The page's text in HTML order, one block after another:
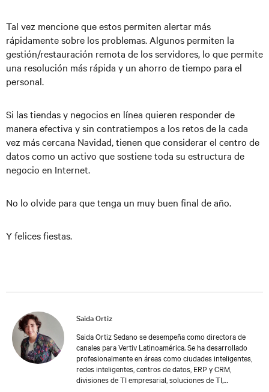
Tal vez mencione que estos permiten alertar más
rápidamente sobre los problemas. Algunos permiten la
gestión/restauración remota de los servidores, lo que permite
una resolución más rápida y un ahorro de tiempo para el
personal.
Si las tiendas y negocios en línea quieren responder de
manera efectiva y sin contratiempos a los retos de la cada
vez más cercana Navidad, tienen que considerar el centro de
datos como un activo que sostiene toda su estructura de
negocio en Internet.
No lo olvide para que tenga un muy buen final de año.
Y felices fiestas.
Saida Ortiz
Saida Ortiz Sedano se desempeña como directora de
canales para Vertiv Latinoamérica. Se ha desarrollado
profesionalmente en áreas como ciudades inteligentes,
redes inteligentes, centros de datos, ERP y CRM,
divisiones de TI empresarial, soluciones de TI,